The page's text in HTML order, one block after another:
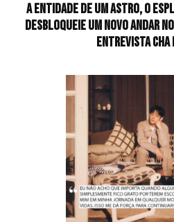
A entidade de um astro, o
desbloqueie um novo andar
Entrevista CHA